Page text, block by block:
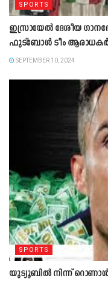
SPORTS
ഇസ്രായേല്‍ ദേശീയ
ഫുട്‌ബോള്‍ ടീം ആരാധകര്‍;
SEPTEMBER 10, 2024
SPORTS
യുട്യൂബിൽ നിന്ന്